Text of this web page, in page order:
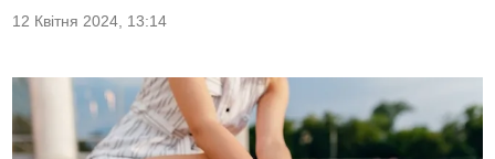
12 Квітня 2024, 13:14